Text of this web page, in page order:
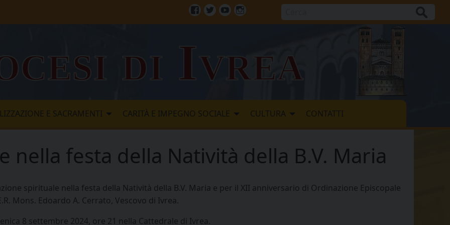
di Ivrea
E SACRAMENTI CARITÀ E IMPEGNO SOCIALE CULTURA CONTATTI
nella festa della Natività della B.V. Maria
spirituale nella festa della Natività della B.V. Maria e per il XII anniversario di Ordinazione Episcopale
Mons. Edoardo A. Cerrato, Vescovo di Ivrea.
8 settembre 2024, ore 21 nella Cattedrale di Ivrea.